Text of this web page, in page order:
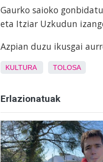
Gaurko saioko
eta Itziar Uzkudun
Azpian duzu ikusgai
KULTURA TOLOSA
Erlazionatuak